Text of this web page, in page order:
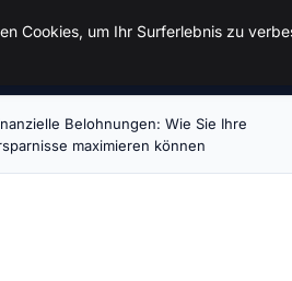
Belohnungen: Wie Sie Ihre
maximieren können
Cookies, um Ihr Surferlebnis zu